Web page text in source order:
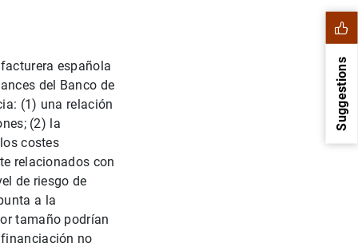
española
del Banco de
(1) una relación
(2) la
costes
relacionados con
de riesgo de
a la
tamaño podrían
no
Suggestions